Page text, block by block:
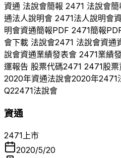
資通 法說會簡報 2471 法說會簡
通法人說明會 2471法人說明會
明會資通簡報PDF 2471簡報
會下載 法說會2471 法說會資通
說會資通業績發表會 2471業績
運報告 股票代碼2471 2471股票
2020年資通法說會2020年2471
Q22471法說會
資通
2471 上市
2020/5/20